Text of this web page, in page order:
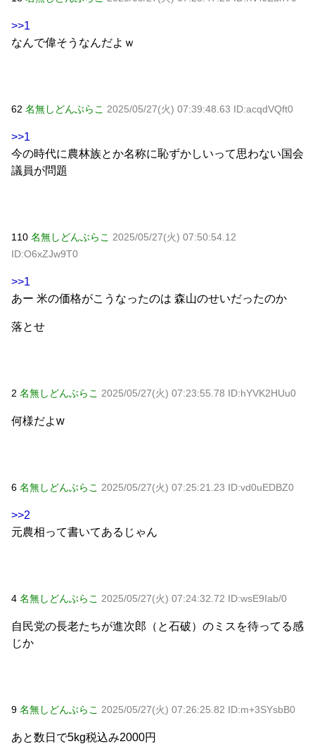
>>1
なんで偉そうなんだよｗ
62 名無しどんぶらこ 2025/05/27(火) 07:39:48.63 ID:acqdVQft0
>>1
今の時代に農林族とか名称に恥ずかしいって思わない国会
議員が問題
110 名無しどんぶらこ 2025/05/27(火) 07:50:54.12
ID:O6xZJw9T0
>>1
あー 米の価格がこうなったのは 森山のせいだったのか
落とせ
2 名無しどんぶらこ 2025/05/27(火) 07:23:55.78 ID:hYVK2HUu0
何様だよw
6 名無しどんぶらこ 2025/05/27(火) 07:25:21.23 ID:vd0uEDBZ0
>>2
元農相って書いてあるじゃん
4 名無しどんぶらこ 2025/05/27(火) 07:24:32.72 ID:wsE9Iab/0
自民党の長老たちが進次郎（と石破）のミスを待ってる感
じか
9 名無しどんぶらこ 2025/05/27(火) 07:26:25.82 ID:m+3SYsbB0
あと数日で5kg税込み2000円